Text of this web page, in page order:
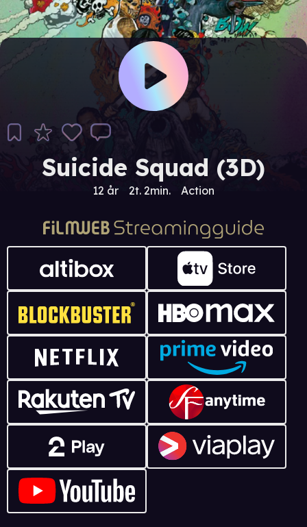
Suicide Squad (3D)
12 år 2t. 2min. Action